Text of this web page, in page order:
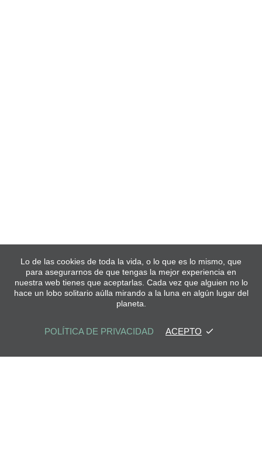
Lo de las cookies de toda la vida, o lo que es lo mismo, que
para asegurarnos de que tengas la mejor experiencia en
nuestra web tienes que aceptarlas. Cada vez que alguien no lo
hace un lobo solitario aúlla mirando a la luna en algún lugar del
planeta.
POLÍTICA DE PRIVACIDAD ACEPTO